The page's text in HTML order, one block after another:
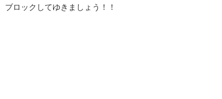
ブロックしてゆきましょう！！